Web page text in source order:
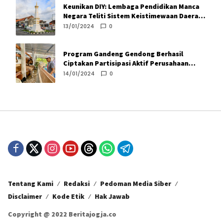
Keunikan DIY: Lembaga Pendidikan Manca
Negara Teliti Sistem Keistimewaan Daerah
Istimewa Yogyakarta
13/01/2024 0
Program Gandeng Gendong Berhasil
Ciptakan Partisipasi Aktif Perusahaan
Turunkan Angka Kemiskinan
14/01/2024 0
Tentang Kami Redaksi
Pedoman Media Siber
Disclaimer
Kode Etik
Hak Jawab
Copyright @ 2022 Beritajogja.co